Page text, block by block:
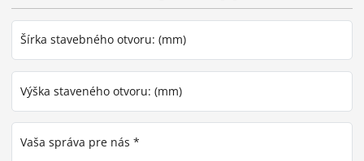
Šírka stavebného otvoru: (mm)
Výška staveného otvoru: (mm)
Vaša správa pre nás *